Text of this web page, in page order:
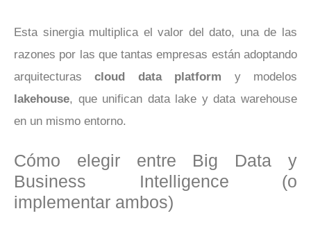
Esta sinergia multiplica el valor del dato, una de las
razones por las que tantas empresas están adoptando
arquitecturascloud data platform y modelos
lakehouse, que unifican data lake y data warehouse
en un mismo entorno.
Cómo elegir entre Big Data y
Business Intelligence (o
implementar ambos)